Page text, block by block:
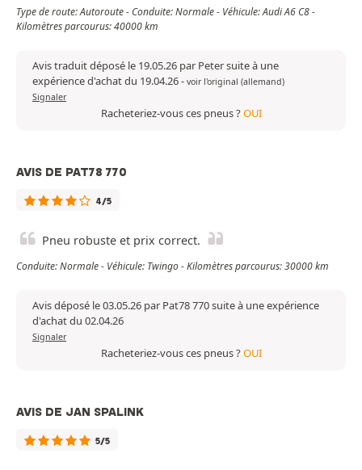
Type de route: Autoroute - Conduite: Normale - Véhicule: Audi A6 C8 -
Kilomètres parcourus: 40000 km
Avis traduit déposé le 19.05.26 par Peter suite à une
expérience d'achat du 19.04.26- voir l'original (allemand)
Signaler
Racheteriez-vous ces pneus ?OUI
AVIS DE PAT78 770
4/5
Pneu robuste et prix correct.
Conduite: Normale - Véhicule: Twingo - Kilomètres parcourus: 30000 km
Avis déposé le 03.05.26 par Pat78 770 suite à une expérience
d'achat du 02.04.26
Signaler
Racheteriez-vous ces pneus ?OUI
AVIS DE JAN SPALINK
5/5